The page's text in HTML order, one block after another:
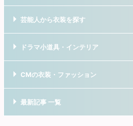
芸能人から衣装を探す
ドラマ小道具・インテリア
CMの衣装・ファッション
最新記事 一覧